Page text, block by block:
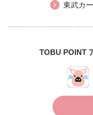
東武カ
TOBU POINT